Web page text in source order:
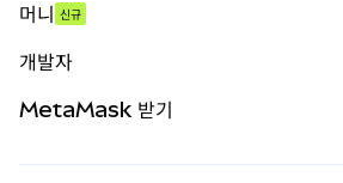
무기한 선물
실물자산
머니 신규
개발자
MetaMask 받기